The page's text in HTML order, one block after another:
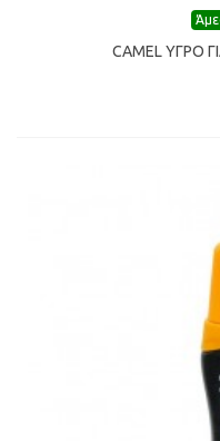
CAMEL ΥΓΡΟ